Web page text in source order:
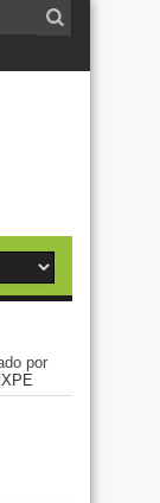
por